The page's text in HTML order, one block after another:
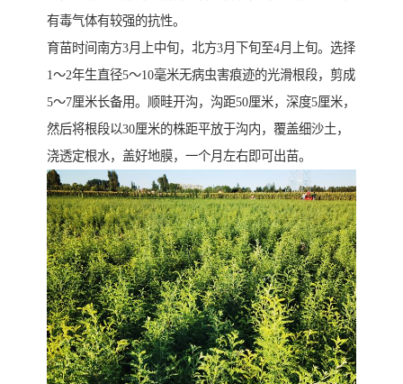
有毒气体有较强的抗性。
育苗时间南方3月上中旬，北方3月下旬至4月上旬。选择
1～2年生直径5～10毫米无病虫害痕迹的光滑根段，剪成
5～7厘米长备用。顺畦开沟，沟距50厘米，深度5厘米，
然后将根段以30厘米的株距平放于沟内，覆盖细沙土，
浇透定根水，盖好地膜，一个月左右即可出苗。